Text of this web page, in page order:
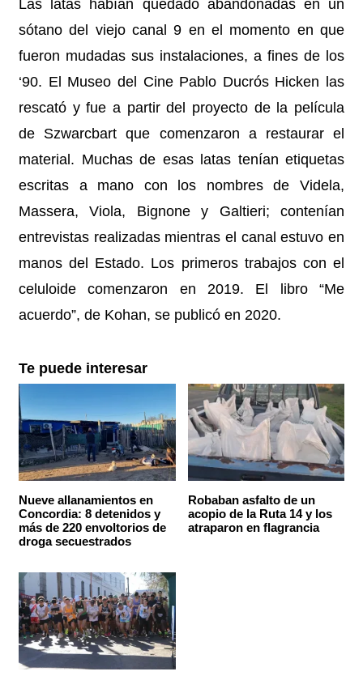
Las latas habían quedado abandonadas en un
sótano del viejo canal 9 en el momento en que
fueron mudadas sus instalaciones, a fines de los
‘90. El Museo del Cine Pablo Ducrós Hicken las
rescató y fue a partir del proyecto de la película
de Szwarcbart que comenzaron a restaurar el
material. Muchas de esas latas tenían etiquetas
escritas a mano con los nombres de Videla,
Massera, Viola, Bignone y Galtieri; contenían
entrevistas realizadas mientras el canal estuvo en
manos del Estado. Los primeros trabajos con el
celuloide comenzaron en 2019. El libro “Me
acuerdo”, de Kohan, se publicó en 2020.
Te puede interesar
Nueve allanamientos en
Concordia: 8 detenidos y
más de 220 envoltorios de
droga secuestrados
Robaban asfalto de un
acopio de la Ruta 14 y los
atraparon en flagrancia